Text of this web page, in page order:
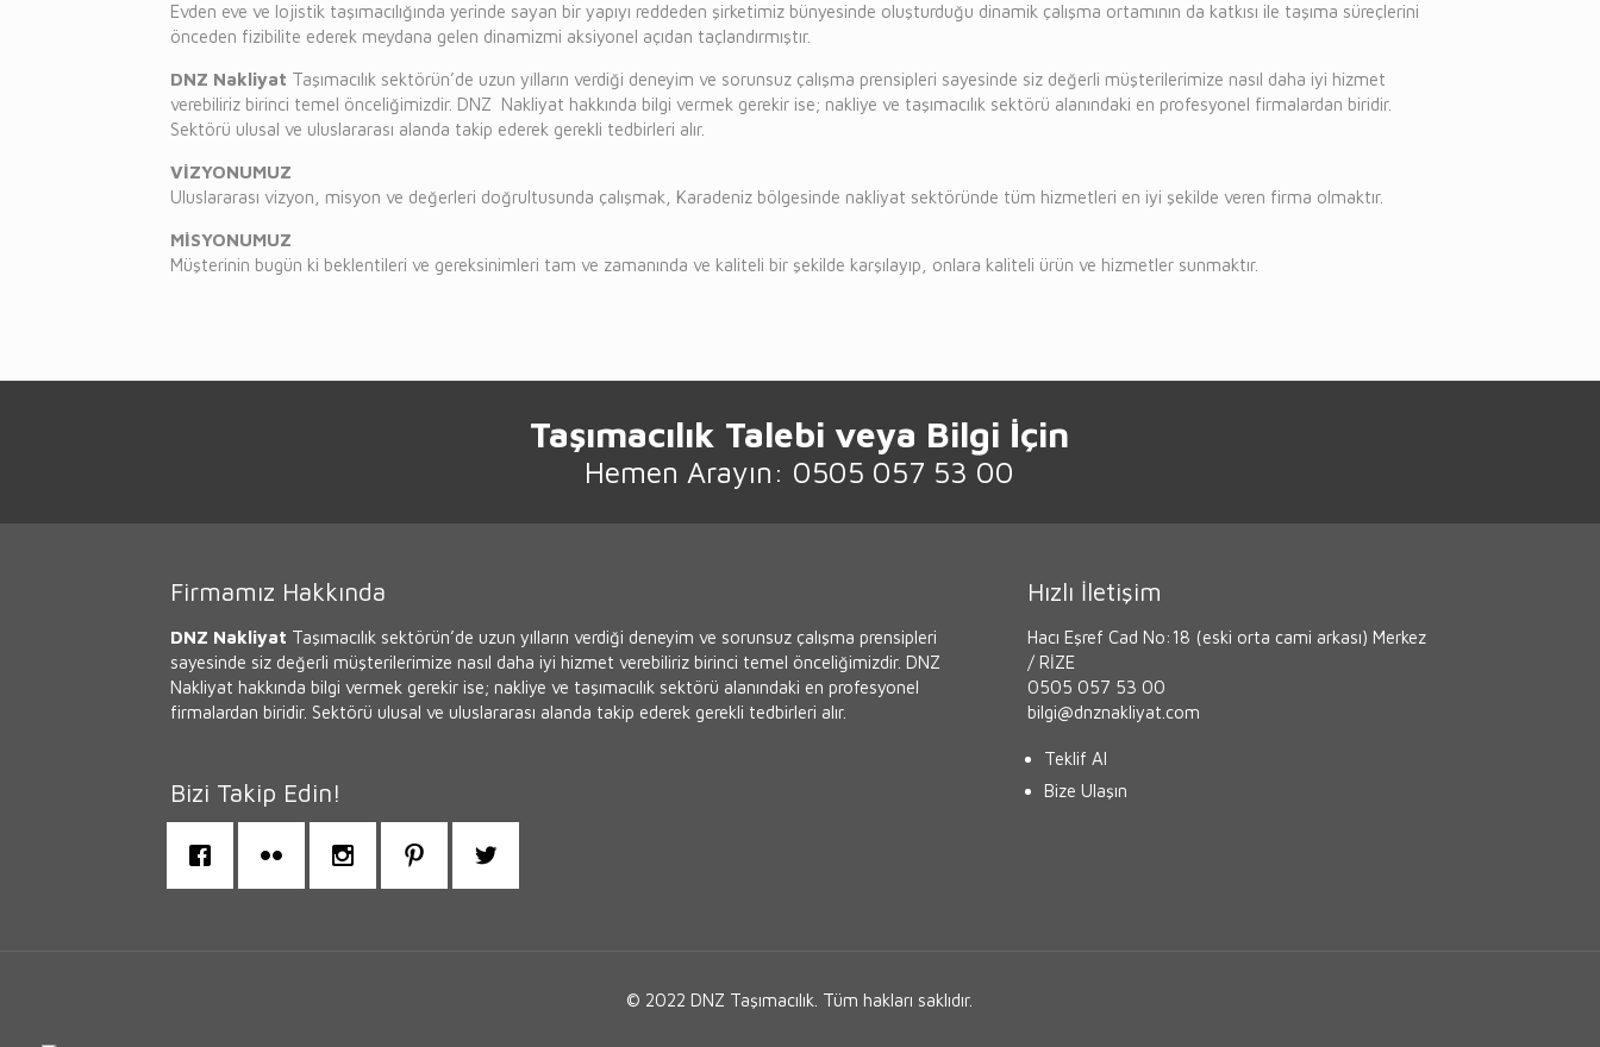
Evden eve ve lojistik taşımacılığında yerinde sayan bir yapıyı reddeden şirketimiz bünyesinde oluşturduğu dinamik çalışma ortamının da katkısı ile taşıma süreçlerini
önceden fizibilite ederek meydana gelen dinamizmi aksiyonel açıdan taçlandırmıştır.
DNZ Nakliyat Taşımacılık sektörün’de uzun yılların verdiği deneyim ve sorunsuz çalışma prensipleri sayesinde siz değerli müşterilerimize nasıl daha iyi hizmet
verebiliriz birinci temel önceliğimizdir. DNZ Nakliyat hakkında bilgi vermek gerekir ise; nakliye ve taşımacılık sektörü alanındaki en profesyonel firmalardan biridir.
Sektörü ulusal ve uluslararası alanda takip ederek gerekli tedbirleri alır.
VİZYONUMUZ
Uluslararası vizyon, misyon ve değerleri doğrultusunda çalışmak, Karadeniz bölgesinde nakliyat sektöründe tüm hizmetleri en iyi şekilde veren firma olmaktır.
MİSYONUMUZ
Müşterinin bugün ki beklentileri ve gereksinimleri tam ve zamanında ve kaliteli bir şekilde karşılayıp, onlara kaliteli ürün ve hizmetler sunmaktır.
Taşımacılık Talebi veya Bilgi İçin
Hemen Arayın: 0505 057 53 00
Firmamız Hakkında
DNZ Nakliyat Taşımacılık sektörün’de uzun yılların verdiği deneyim ve sorunsuz çalışma prensipleri
sayesinde siz değerli müşterilerimize nasıl daha iyi hizmet verebiliriz birinci temel önceliğimizdir. DNZ
Nakliyat hakkında bilgi vermek gerekir ise; nakliye ve taşımacılık sektörü alanındaki en profesyonel
firmalardan biridir. Sektörü ulusal ve uluslararası alanda takip ederek gerekli tedbirleri alır.
Bizi Takip Edin!
Hızlı İletişim
Hacı Eşref Cad No:18 (eski orta cami arkası) Merkez
/ RİZE
0505 057 53 00
bilgi@dnznakliyat.com
Teklif Al
Bize Ulaşın
© 2022 DNZ Taşımacılık. Tüm hakları saklıdır.